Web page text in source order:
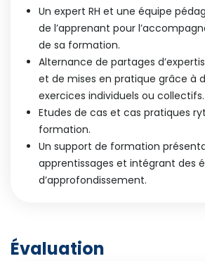
Un expert RH et une équipe
de l’apprenant pour
de sa formation.
Alternance de partages
et de mises en pratique grâce à
exercices individuels ou collectifs.
Etudes de cas et cas pratiques
formation.
Un support de formation
apprentissages et intégrant des
d’approfondissement.
Évaluation